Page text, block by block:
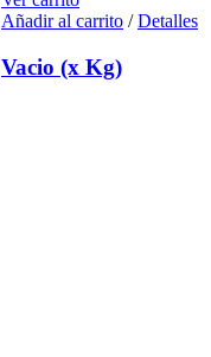
Añadir al carrito / Detalles
Vacio (x Kg)